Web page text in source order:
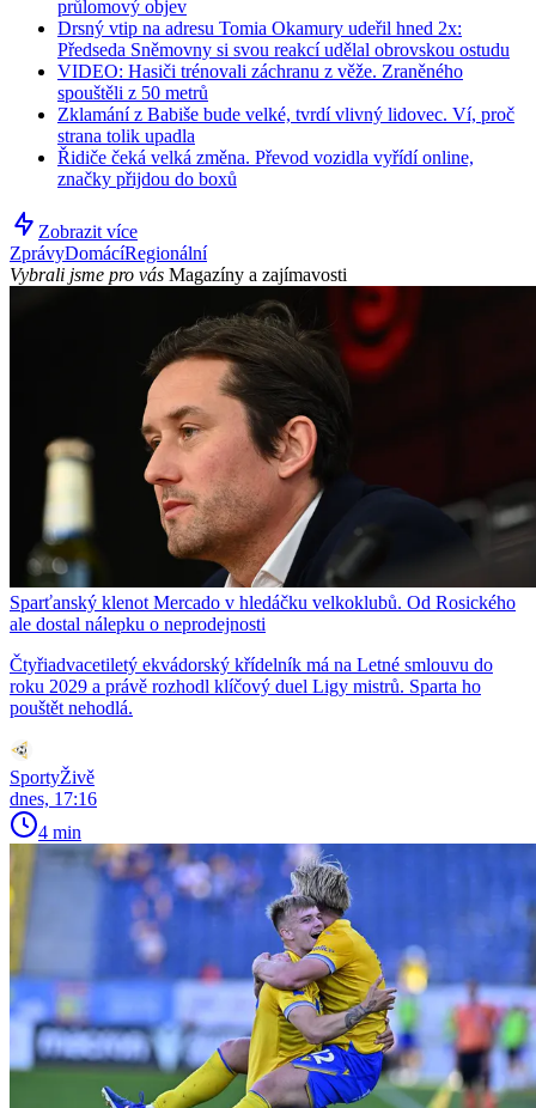
průlomový objev
Drsný vtip na adresu Tomia Okamury udeřil hned 2x:
Předseda Sněmovny si svou reakcí udělal obrovskou ostudu
VIDEO: Hasiči trénovali záchranu z věže. Zraněného
spouštěli z 50 metrů
Zklamání z Babiše bude velké, tvrdí vlivný lidovec. Ví, proč
strana tolik upadla
Řidiče čeká velká změna. Převod vozidla vyřídí online,
značky přijdou do boxů
Zobrazit více
ZprávyDomácíRegionální
Vybrali jsme pro vás Magazíny a zajímavosti
Sparťanský klenot Mercado v hledáčku velkoklubů. Od Rosického
ale dostal nálepku o neprodejnosti
Čtyřiadvacetiletý ekvádorský křídelník má na Letné smlouvu do
roku 2029 a právě rozhodl klíčový duel Ligy mistrů. Sparta ho
pouštět nehodlá.
SportyŽivě
dnes, 17:16
4 min